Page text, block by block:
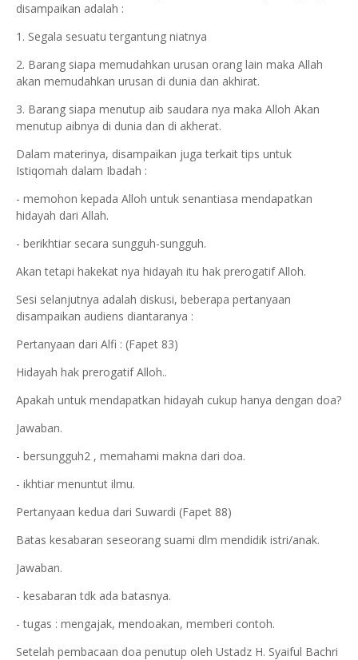
disampaikan adalah :
1. Segala sesuatu tergantung niatnya
2. Barang siapa memudahkan urusan orang lain maka Allah
akan memudahkan urusan di dunia dan akhirat.
3. Barang siapa menutup aib saudara nya maka Alloh Akan
menutup aibnya di dunia dan di akherat.
Dalam materinya, disampaikan juga terkait tips untuk
Istiqomah dalam Ibadah :
- memohon kepada Alloh untuk senantiasa mendapatkan
hidayah dari Allah.
- berikhtiar secara sungguh-sungguh.
Akan tetapi hakekat nya hidayah itu hak prerogatif Alloh.
Sesi selanjutnya adalah diskusi, beberapa pertanyaan
disampaikan audiens diantaranya :
Pertanyaan dari Alfi : (Fapet 83)
Hidayah hak prerogatif Alloh..
Apakah untuk mendapatkan hidayah cukup hanya dengan doa?
Jawaban.
- bersungguh2 , memahami makna dari doa.
- ikhtiar menuntut ilmu.
Pertanyaan kedua dari Suwardi (Fapet 88)
Batas kesabaran seseorang suami dlm mendidik istri/anak.
Jawaban.
- kesabaran tdk ada batasnya.
- tugas : mengajak, mendoakan, memberi contoh.
Setelah pembacaan doa penutup oleh Ustadz H. Syaiful Bachri